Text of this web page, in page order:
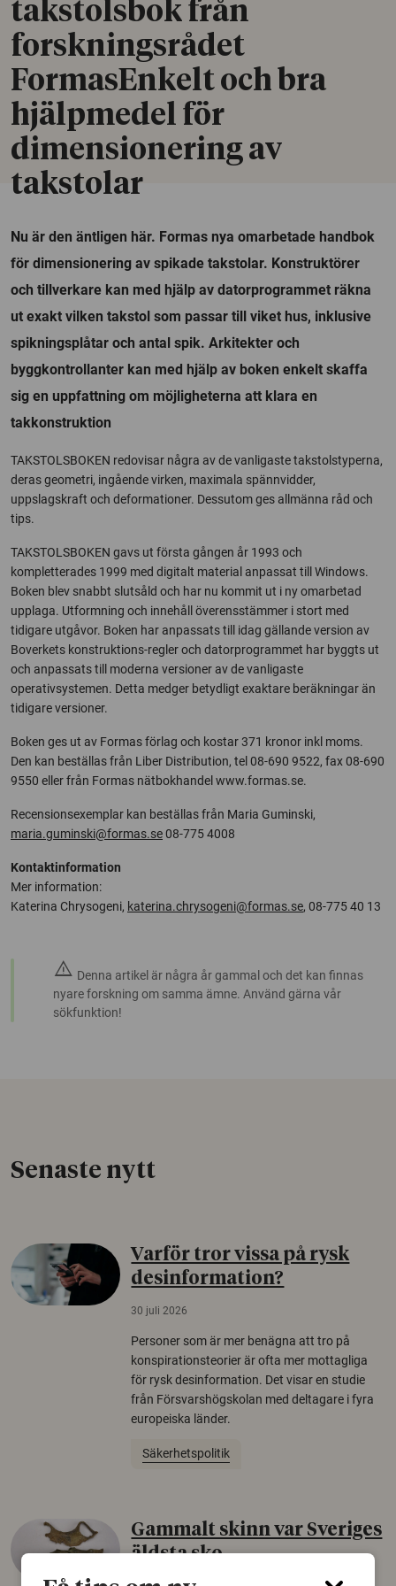
takstolsbok från
forskningsrådet
FormasEnkelt och bra
hjälpmedel för
dimensionering av
takstolar
Nu är den äntligen här. Formas nya omarbetade handbok
för dimensionering av spikade takstolar. Konstruktörer
och tillverkare kan med hjälp av datorprogrammet räkna
ut exakt vilken takstol som passar till viket hus, inklusive
spikningsplåtar och antal spik. Arkitekter och
byggkontrollanter kan med hjälp av boken enkelt skaffa
sig en uppfattning om möjligheterna att klara en
takkonstruktion
TAKSTOLSBOKEN redovisar några av de vanligaste takstolstyperna,
deras geometri, ingående virken, maximala spännvidder,
uppslagskraft och deformationer. Dessutom ges allmänna råd och
tips.
TAKSTOLSBOKEN gavs ut första gången år 1993 och
kompletterades 1999 med digitalt material anpassat till Windows.
Boken blev snabbt slutsåld och har nu kommit ut i ny omarbetad
upplaga. Utformning och innehåll överensstämmer i stort med
tidigare utgåvor. Boken har anpassats till idag gällande version av
Boverkets konstruktions-regler och datorprogrammet har byggts ut
och anpassats till moderna versioner av de vanligaste
operativsystemen. Detta medger betydligt exaktare beräkningar än
tidigare versioner.
Boken ges ut av Formas förlag och kostar 371 kronor inkl moms.
Den kan beställas från Liber Distribution, tel 08-690 9522, fax 08-690
9550 eller från Formas nätbokhandel www.formas.se.
Recensionsexemplar kan beställas från Maria Guminski,
maria.guminski@formas.se08-775 4008
Kontaktinformation
Mer information:
Katerina Chrysogeni, katerina.chrysogeni@formas.se, 08-775 40 13
warning Denna artikel är några år gammal och det kan finnas
nyare forskning om samma ämne. Använd gärna vår
sökfunktion!
Senaste nytt
Varför tror vissa på rysk
desinformation?
30 juli 2026
Personer som är mer benägna att tro på
konspirationsteorier är ofta mer mottagliga
för rysk desinformation. Det visar en studie
från Försvarshögskolan med deltagare i fyra
europeiska länder.
Säkerhetspolitik
Gammalt skinn var Sveriges
äldsta sko